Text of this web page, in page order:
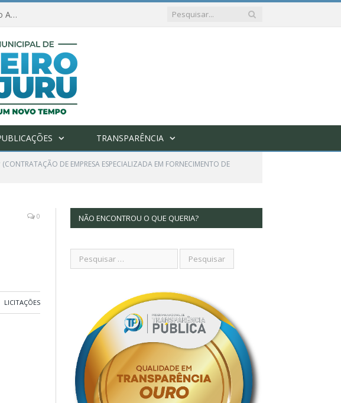
Ações de combate à Covid-19 na região ribeirinha de Limoeiro do Ajuru continuam
TRANSPARÊNCIA
DE EMPRESA ESPECIALIZADA EM FORNECIMENTO DE
0
LICITAÇÕES
NÃO ENCONTROU O QUE QUERIA?